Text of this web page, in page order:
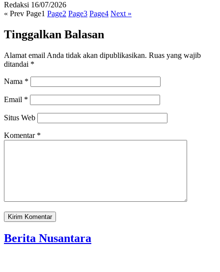
Redaksi 16/07/2026
« Prev Page1 Page2 Page3 Page4 Next »
Tinggalkan Balasan
Alamat email Anda tidak akan dipublikasikan. Ruas yang wajib
ditandai *
Nama *
Email *
Situs Web
Komentar *
Berita Nusantara